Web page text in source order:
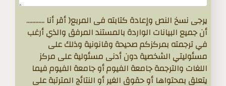
يرجى نسخ النص وإعادة كتابته فى المربع( أقر أنا ............
أن جميع البيانات الواردة بالمستند المرفق والذي أرغب
في ترجمته بمركزكم صحيحة وقانونية وذلك على
مسئوليتي الشخصية دون أدنى مسئولية على مركز
اللغات والترجمة جامعة الفيوم أو جامعة الفيوم فيما
يتعلق بمحتواها أو حقوق الغير أو النتائج المترتبة على